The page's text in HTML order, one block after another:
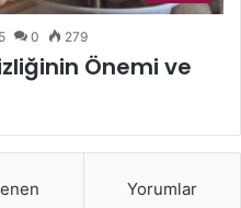
0 279
Önemi ve
Yorumlar